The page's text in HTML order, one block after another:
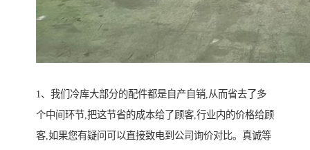
1、我们冷库大部分的配件都是自产自销,从而省去了多
个中间环节,把这节省的成本给了顾客,行业内的价格给顾
客,如果您有疑问可以直接致电到公司询价对比。真诚等